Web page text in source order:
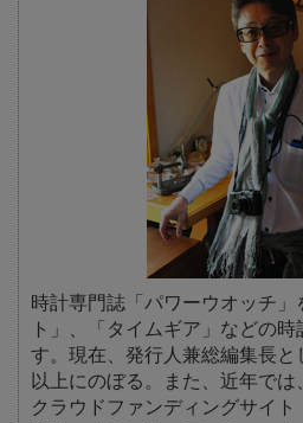
時計専門誌「パワーウオッチ
ト」、「タイムギア」などの
す。現在、発行人兼総編集長
以上にのぼる。また、近年で
クラウドファンディングサイ